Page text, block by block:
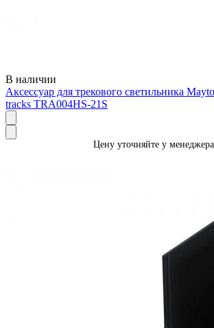
В наличии
Аксессуар для трекового светильника
tracks TRA004HS-21S
Цену уточняйте у менеджера